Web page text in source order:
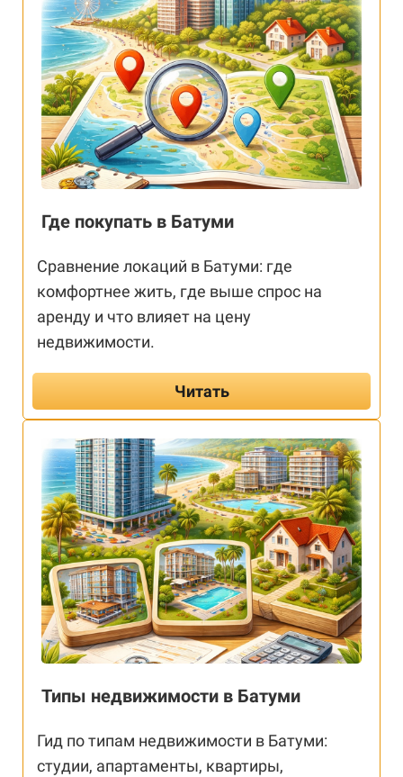
Где покупать в Батуми
Сравнение локаций в Батуми: где
комфортнее жить, где выше спрос на
аренду и что влияет на цену
недвижимости.
Читать
Типы недвижимости в Батуми
Гид по типам недвижимости в Батуми:
студии, апартаменты, квартиры,